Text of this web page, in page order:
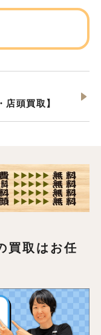
頭買取】
買取はお任